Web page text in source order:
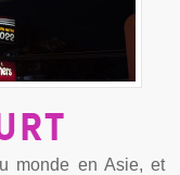
monde en Asie, et